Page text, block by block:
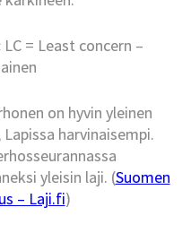
LC = Least concern –
on hyvin yleinen
harvinaisempi.
yleisin laji. (Suomen
– Laji.fi)